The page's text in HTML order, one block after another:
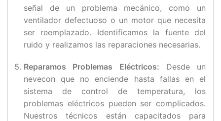
señal de un problema mecánico, como un
ventilador defectuoso o un motor que necesita
ser reemplazado. Identificamos la fuente del
ruido y realizamos las reparaciones necesarias.
Reparamos Problemas Eléctricos: Desde un
nevecon que no enciende hasta fallas en el
sistema de control de temperatura, los
problemas eléctricos pueden ser complicados.
Nuestros técnicos están capacitados para